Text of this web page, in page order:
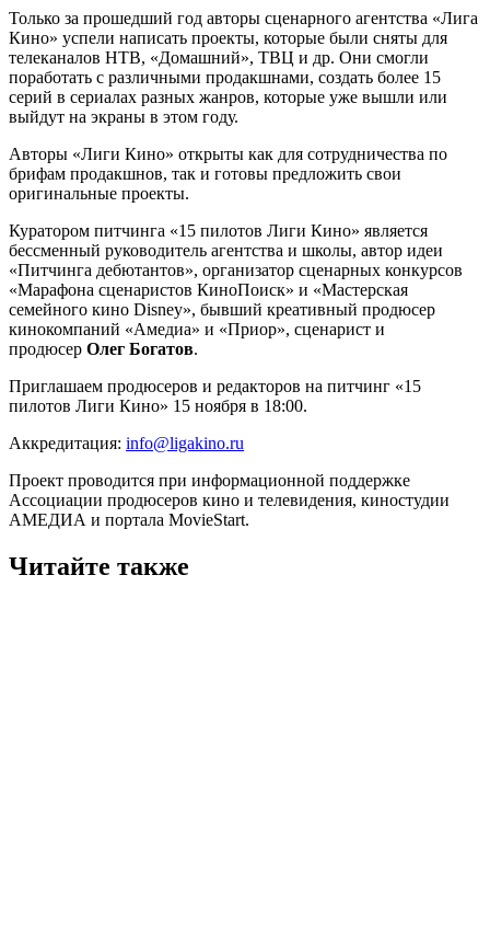
Только за прошедший год авторы сценарного агентства «Лига
Кино» успели написать проекты, которые были сняты для
телеканалов НТВ, «Домашний», ТВЦ и др. Они смогли
поработать с различными продакшнами, создать более 15
серий в сериалах разных жанров, которые уже вышли или
выйдут на экраны в этом году.
Авторы «Лиги Кино» открыты как для сотрудничества по
брифам продакшнов, так и готовы предложить свои
оригинальные проекты.
Куратором питчинга «15 пилотов Лиги Кино» является
бессменный руководитель агентства и школы, автор идеи
«Питчинга дебютантов», организатор сценарных конкурсов
«Марафона сценаристов КиноПоиск» и «Мастерская
семейного кино Disney», бывший креативный продюсер
кинокомпаний «Амедиа» и «Приор», сценарист и
продюсер Олег Богатов.
Приглашаем продюсеров и редакторов на питчинг «15
пилотов Лиги Кино» 15 ноября в 18:00.
Аккредитация: info@ligakino.ru
Проект проводится при информационной поддержке
Ассоциации продюсеров кино и телевидения, киностудии
АМЕДИА и портала MovieStart.
Читайте также